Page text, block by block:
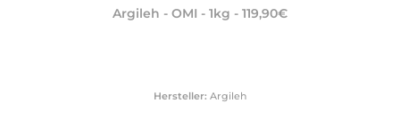
Argileh - OMI - 1kg - 119,90€
Hersteller: Argileh